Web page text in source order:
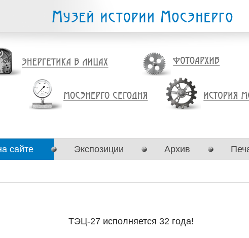
сайте Экспозиции Архив
ТЭЦ-27 исполняется 32 года!